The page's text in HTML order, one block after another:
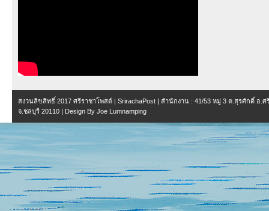
สงวนลิขสิทธิ์ 2017 ศรีราชาโพสต์ | SrirachaPost | สำนักงาน : 41/53 หมู่ 3 ต.สุรศักดิ์ อ.ศ
จ.ชลบุรี 20110 | Design By Joe Lumnamping